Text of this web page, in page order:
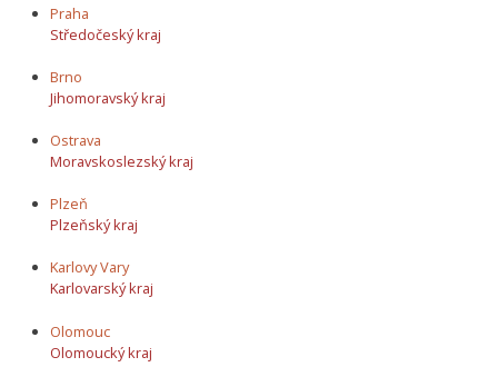
Praha
Středočeský kraj
Brno
Jihomoravský kraj
Ostrava
Moravskoslezský kraj
Plzeň
Plzeňský kraj
Karlovy Vary
Karlovarský kraj
Olomouc
Olomoucký kraj